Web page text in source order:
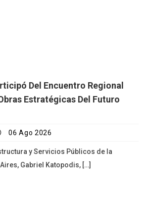
Del Encuentro Regional
Estratégicas Del Futuro
06 Ago 2026
y Servicios Públicos de la
Gabriel Katopodis, […]